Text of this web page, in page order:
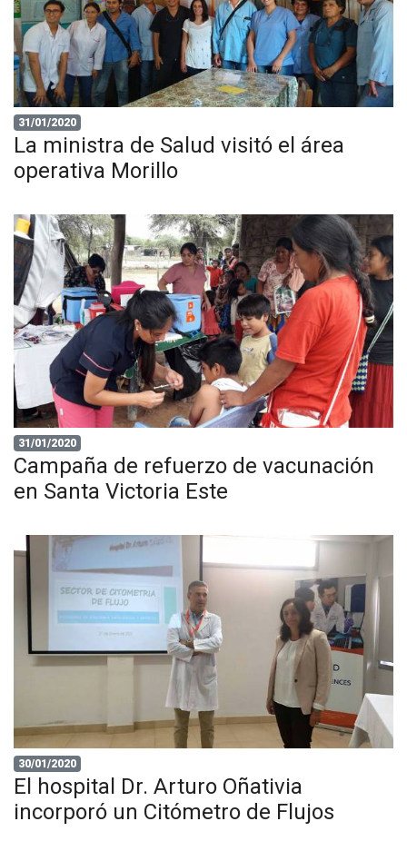
31/01/2020
La ministra de Salud visitó el área
operativa Morillo
31/01/2020
Campaña de refuerzo de vacunación
en Santa Victoria Este
30/01/2020
El hospital Dr. Arturo Oñativia
incorporó un Citómetro de Flujos